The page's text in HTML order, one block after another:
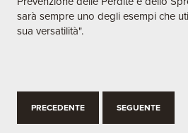
sarà sempre uno degli esempi che
sua versatilità".
PRECEDENTE SEGUENTE